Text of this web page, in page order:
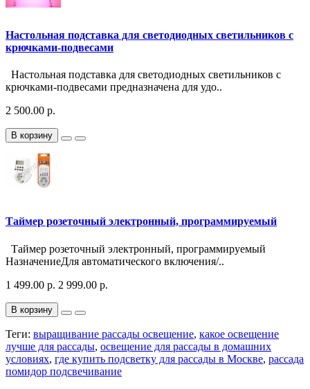
Настольная подставка для светодиодных светильников с
крючками-подвесами
Настольная подставка для светодиодных светильников с
крючками-подвесами предназначена для удо..
2 500.00 р.
В корзину
Таймер розеточный электронный, программируемый
Таймер розеточный электронный, программируемый
НазначениеДля автоматического включения/..
1 499.00 р. 2 999.00 р.
В корзину
Теги: выращивание рассады освещение, какое освещение
лучше для рассады, освещение для рассады в домашних
условиях, где купить подсветку для рассады в Москве, рассада
помидор подсвечивание